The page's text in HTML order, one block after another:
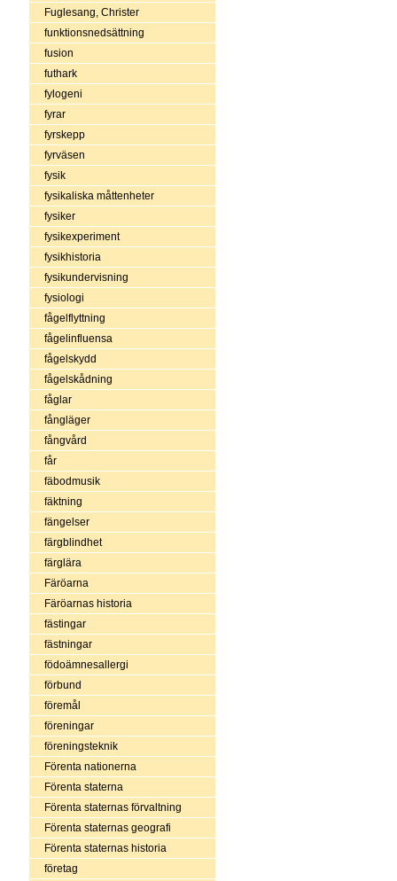
Fuglesang, Christer
funktionsnedsättning
fusion
futhark
fylogeni
fyrar
fyrskepp
fyrväsen
fysik
fysikaliska måttenheter
fysiker
fysikexperiment
fysikhistoria
fysikundervisning
fysiologi
fågelflyttning
fågelinfluensa
fågelskydd
fågelskådning
fåglar
fångläger
fångvård
får
fäbodmusik
fäktning
fängelser
färgblindhet
färglära
Färöarna
Färöarnas historia
fästingar
fästningar
födoämnesallergi
förbund
föremål
föreningar
föreningsteknik
Förenta nationerna
Förenta staterna
Förenta staternas förvaltning
Förenta staternas geografi
Förenta staternas historia
företag